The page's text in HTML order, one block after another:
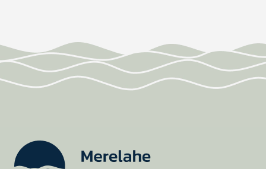
Registreeri vastuvõtule